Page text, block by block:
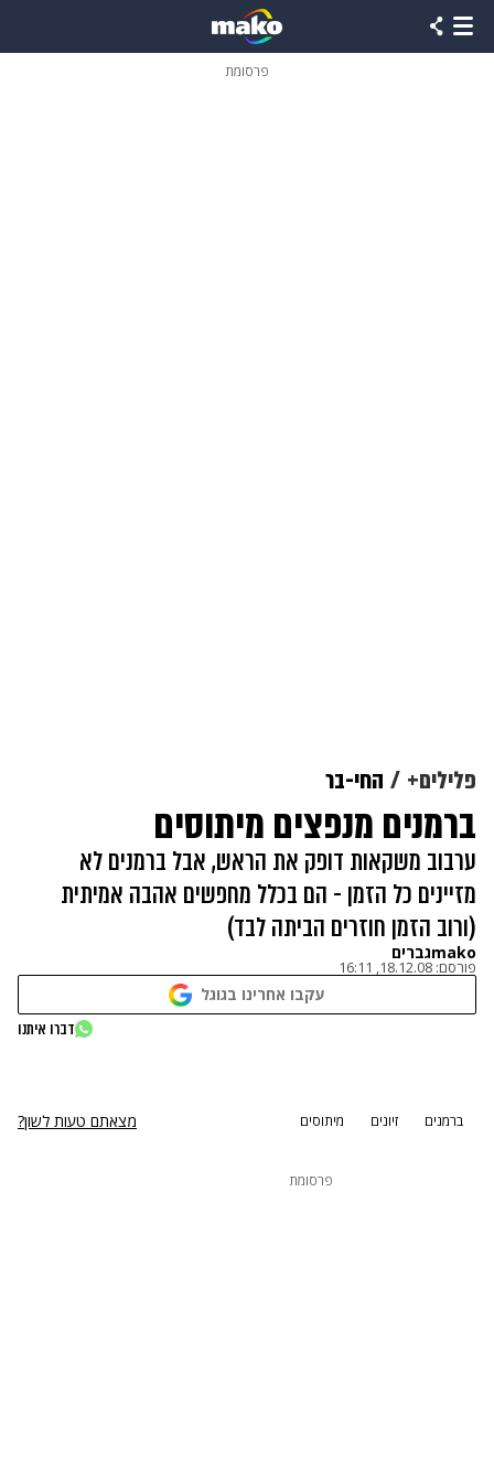
פרסומת
פלילים+ החי-בר
ברמנים מנפצים מיתוסים
ערבוב משקאות דופק את הראש, אבל ברמנים לא
מזיינים כל הזמן - הם בכלל מחפשים אהבה אמיתית
(ורוב הזמן חוזרים הביתה לבד)
makoגברים
פורסם: 18.12.08, 16:11
עקבו אחרינו בגוגל
נתקלנו בבעיה
דברו איתנו
ברמנים זיונים מיתוסים מצאתם טעות לשון?
פרסומת